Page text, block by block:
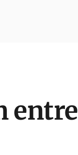
entre